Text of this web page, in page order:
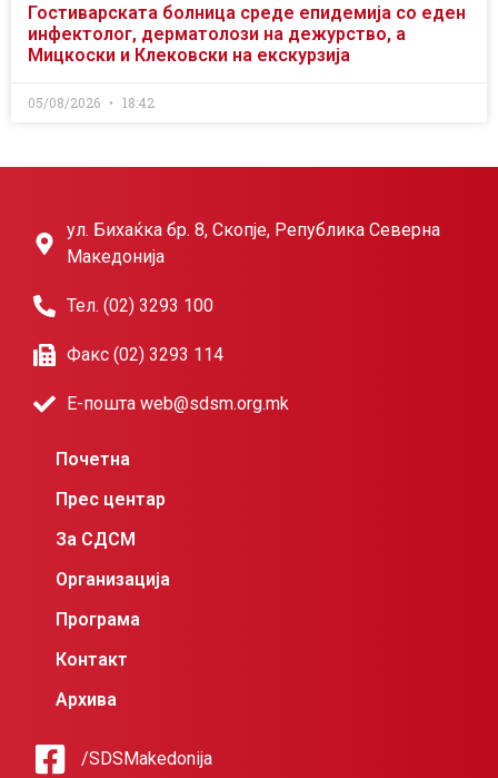
Гостиварската болница среде епидемија со еден
инфектолог, дерматолози на дежурство, а
Мицкоски и Клековски на екскурзија
05/08/2026 18:42
ул. Бихаќка бр. 8, Скопје, Република Северна
Македонија
Тел. (02) 3293 100
Факс (02) 3293 114
Е-пошта web@sdsm.org.mk
Почетна
Прес центар
За СДСМ
Организација
Програма
Контакт
Архива
/SDSMakedonija